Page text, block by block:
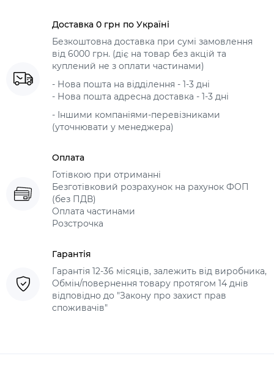
Доставка 0 грн по Україні
Безкоштовна доставка при сумі замовлення
від 6000 грн. (діє на товар без акцій та
куплений не з оплати частинами)
- Нова пошта на відділення - 1-3 дні
- Нова пошта адресна доставка - 1-3 дні
- Іншими компаніями-перевізниками
(уточнювати у менеджера)
Оплата
Готівкою при отриманні
Безготівковий розрахунок на рахунок ФОП
(без ПДВ)
Оплата частинами
Розстрочка
Гарантія
Гарантія 12-36 місяців, залежить від виробника,
Обмін/повернення товару протягом 14 днів
відповідно до "Закону про захист прав
споживачів"